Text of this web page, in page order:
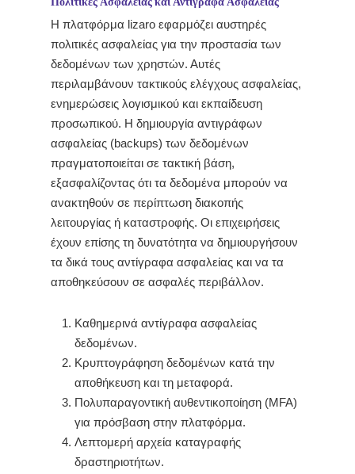
Η πλατφόρμα lizaro εφαρμόζει αυστηρές
πολιτικές ασφαλείας για την προστασία των
δεδομένων των χρηστών. Αυτές
περιλαμβάνουν τακτικούς ελέγχους ασφαλείας,
ενημερώσεις λογισμικού και εκπαίδευση
προσωπικού. Η δημιουργία αντιγράφων
ασφαλείας (backups) των δεδομένων
πραγματοποιείται σε τακτική βάση,
εξασφαλίζοντας ότι τα δεδομένα μπορούν να
ανακτηθούν σε περίπτωση διακοπής
λειτουργίας ή καταστροφής. Οι επιχειρήσεις
έχουν επίσης τη δυνατότητα να δημιουργήσουν
τα δικά τους αντίγραφα ασφαλείας και να τα
αποθηκεύσουν σε ασφαλές περιβάλλον.
Καθημερινά αντίγραφα ασφαλείας
δεδομένων.
Κρυπτογράφηση δεδομένων κατά την
αποθήκευση και τη μεταφορά.
Πολυπαραγοντική αυθεντικοποίηση (MFA)
για πρόσβαση στην πλατφόρμα.
Λεπτομερή αρχεία καταγραφής
δραστηριοτήτων.